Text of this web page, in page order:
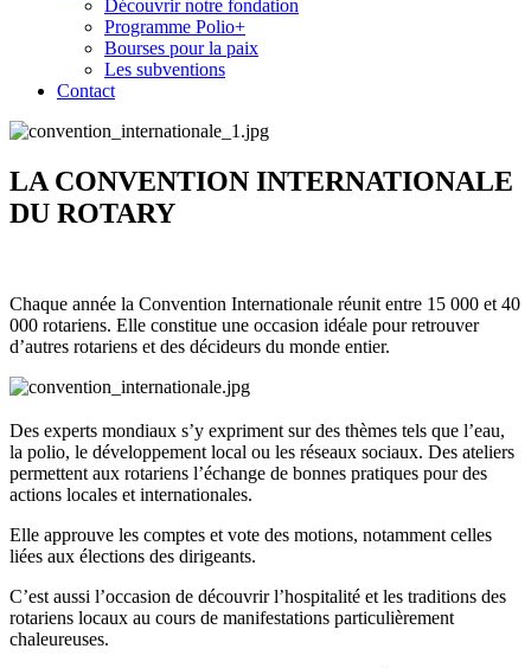
Découvrir notre fondation
Programme Polio+
Bourses pour la paix
Les subventions
Contact
LA CONVENTION INTERNATIONALE
DU ROTARY
Chaque année la Convention Internationale réunit entre 15 000 et 40
000 rotariens. Elle constitue une occasion idéale pour retrouver
d’autres rotariens et des décideurs du monde entier.
Des experts mondiaux s’y expriment sur des thèmes tels que l’eau,
la polio, le développement local ou les réseaux sociaux. Des ateliers
permettent aux rotariens l’échange de bonnes pratiques pour des
actions locales et internationales.
Elle approuve les comptes et vote des motions, notamment celles
liées aux élections des dirigeants.
C’est aussi l’occasion de découvrir l’hospitalité et les traditions des
rotariens locaux au cours de manifestations particulièrement
chaleureuses.